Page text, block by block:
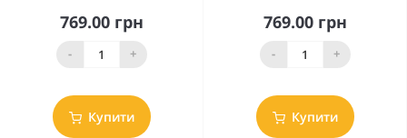
769.00 грн
- +
Купити
769.00 грн
- +
Купити